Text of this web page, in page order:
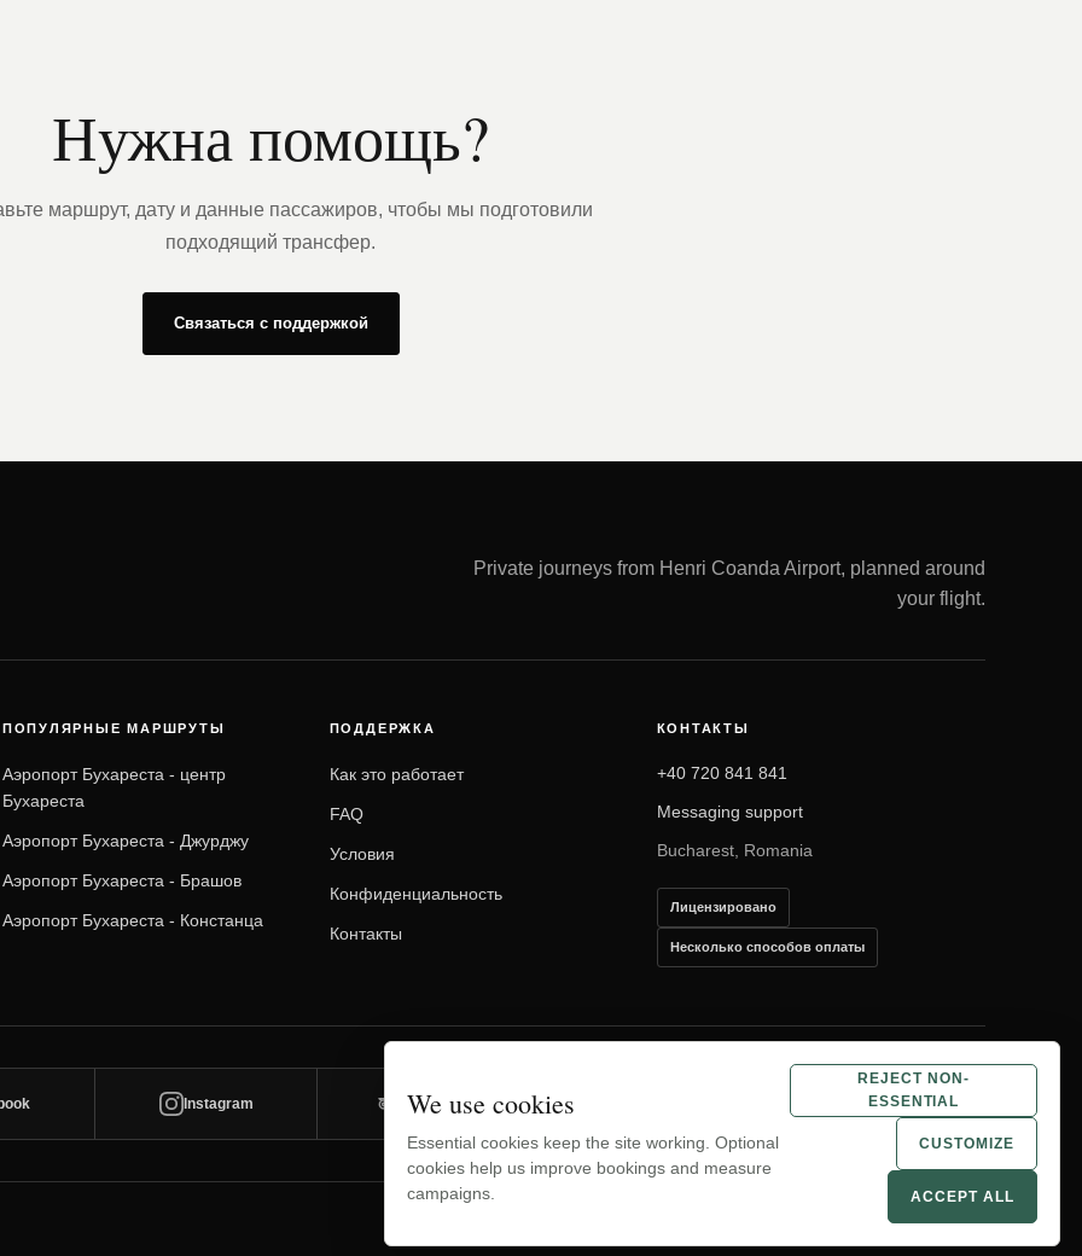
Нужна помощь?
маршрут, дату и данные пассажиров, чтобы мы подготовили
подходящий трансфер.
Связаться с поддержкой
Private journeys from Henri Coanda Airport, planned around
your flight.
ПОПУЛЯРНЫЕ МАРШРУТЫ
Аэропорт Бухареста - центр
Бухареста
Аэропорт Бухареста - Джурджу
Аэропорт Бухареста - Брашов
Аэропорт Бухареста - Констанца
ПОДДЕРЖКА
Как это работает
FAQ
Условия
Конфиденциальность
Контакты
КОНТАКТЫ
+40 720 841 841
Messaging support
Bucharest, Romania
Лицензировано
Несколько способов оплаты
Instagram TripAdvisor WhatsApp
Cookie preferences
We use cookies
Essential cookies keep the site working. Optional
cookies help us improve bookings and measure
campaigns.
REJECT NON-
ESSENTIAL
CUSTOMIZE
ACCEPT ALL